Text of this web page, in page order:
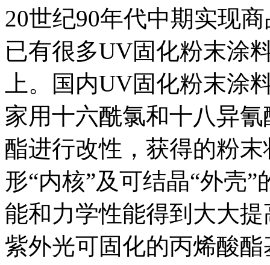
20世纪90年代中期实现
已有很多UV固化粉末涂
上。国内UV固化粉末涂
家用十六酰氯和十八异
酯进行改性，获得的粉
形“内核”及可结晶“外壳
能和力学性能得到大大
紫外光可固化的丙烯酸